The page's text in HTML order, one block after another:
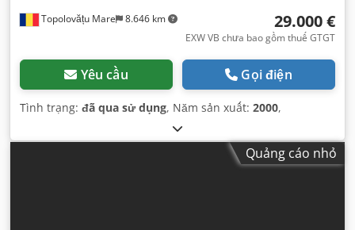
Topolovățu Mare 8.646 km 29.000 €
EXW VB chưa bao gồm thuế GTGT
Yêu cầu Gọi điện
Tình trạng: đã qua sử dụng, Năm sản xuất: 2000,
Quảng cáo nhỏ